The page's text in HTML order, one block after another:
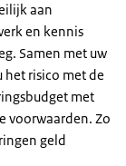
aan
en kennis
Samen met uw
het risico met de
met
voorwaarden. Zo
geld